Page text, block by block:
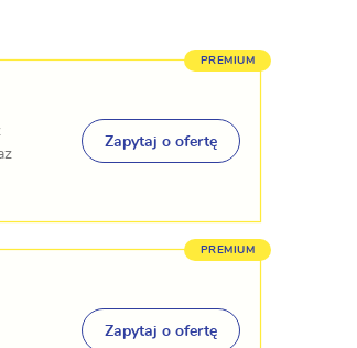
Zapytaj o ofertę
Zapytaj o ofertę